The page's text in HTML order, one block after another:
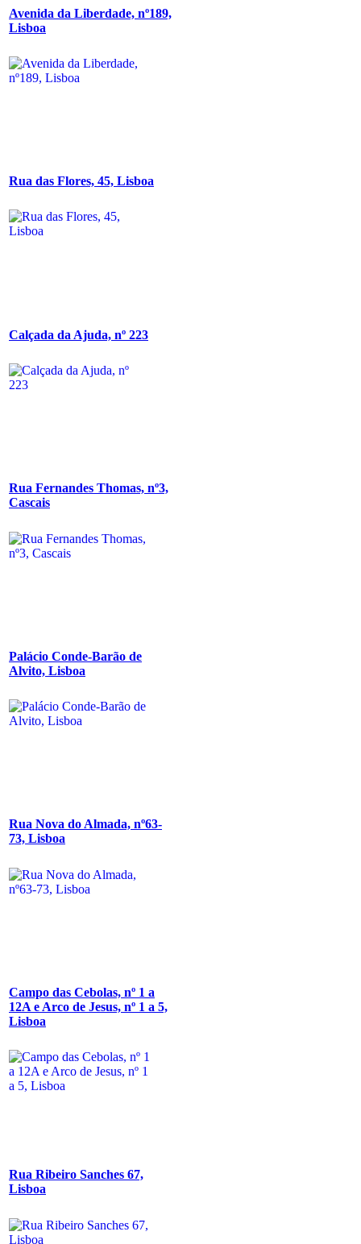
Avenida da Liberdade, nº189,
Lisboa
Rua das Flores, 45, Lisboa
Calçada da Ajuda, nº 223
Rua Fernandes Thomas, nº3,
Cascais
Palácio Conde-Barão de
Alvito, Lisboa
Rua Nova do Almada, nº63-
73, Lisboa
Campo das Cebolas, nº 1 a
12A e Arco de Jesus, nº 1 a 5,
Lisboa
Rua Ribeiro Sanches 67,
Lisboa